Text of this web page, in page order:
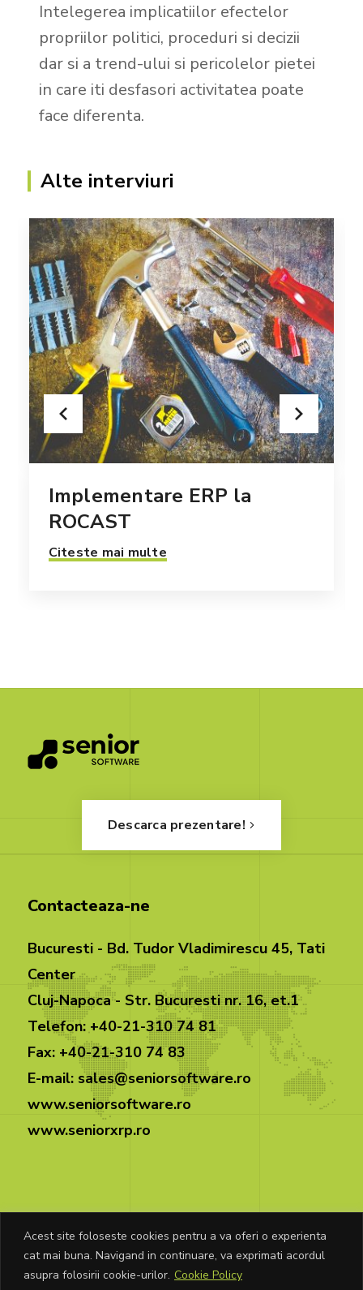
Acest site foloseste cookies pentru a va oferi o experienta
cat mai buna. Navigand in continuare, va exprimati acordul
asupra folosirii cookie-urilor. Cookie Policy
Intelegerea implicatiilor efectelor
propriilor politici, proceduri si decizii
dar si a trend-ului si pericolelor pietei
in care iti desfasori activitatea poate
face diferenta.
Alte interviuri
Implementare ERP la
ROCAST
Citeste mai multe
Descarca prezentare!
Contacteaza-ne
Bucuresti - Bd. Tudor Vladimirescu 45, Tati
Center
Cluj-Napoca - Str. Bucuresti nr. 16, et.1
Telefon: +40-21-310 74 81
Fax: +40-21-310 74 83
E-mail: sales@seniorsoftware.ro
www.seniorsoftware.ro
www.seniorxrp.ro
© Copyright Senior Software 2026. Toate
drepturile rezervate.